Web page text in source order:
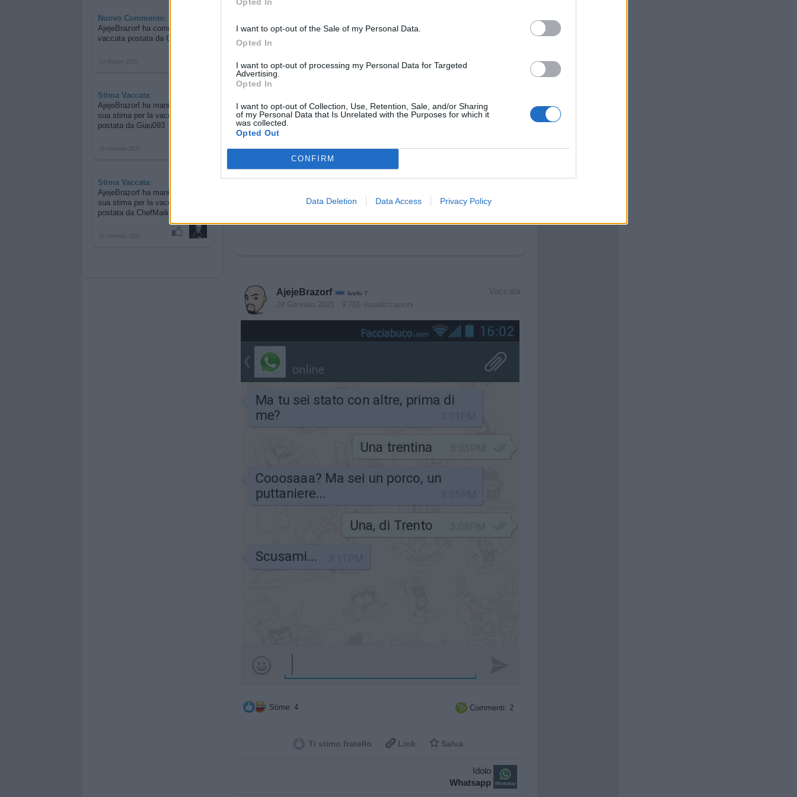
I want to opt-out of the Sale of my Personal Data.
Opted In
I want to opt-out of processing my Personal Data for Targeted
Advertising.
Opted In
I want to opt-out of Collection, Use, Retention, Sale, and/or Sharing
of my Personal Data that Is Unrelated with the Purposes for which it
was collected.
Opted Out
CONFIRM
Data Deletion Data Access Privacy Policy
Nuovo Commento:
AjejeBrazorf ha commentato
vaccata postata da Giau093
Stima Vaccata:
AjejeBrazorf ha manifestato la
sua stima per la vaccata
postata da Giau093
Stima Vaccata:
AjejeBrazorf ha manifestato la
sua stima per la vaccata
postata da ChefMaike
23 Giugno 2022 alle ore 20:50
Vaccata
AjejeBrazorf livello 7
24 Gennaio 2021 - 9.755 visualizzazioni
Stime: 4  Commenti: 2
Ti stimo fratello  Link  Salva
Idolo
Whatsapp